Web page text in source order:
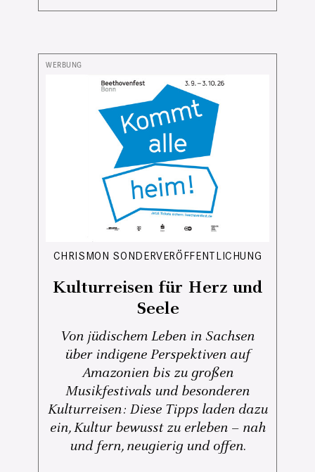
CHRISMON SONDERVERÖFFENTLICHUNG
Kulturreisen für Herz und
Seele
Von jüdischem Leben in Sachsen
über indigene Perspektiven auf
Amazonien bis zu großen
Musikfestivals und besonderen
Kulturreisen: Diese Tipps laden dazu
ein, Kultur bewusst zu erleben – nah
und fern, neugierig und offen.